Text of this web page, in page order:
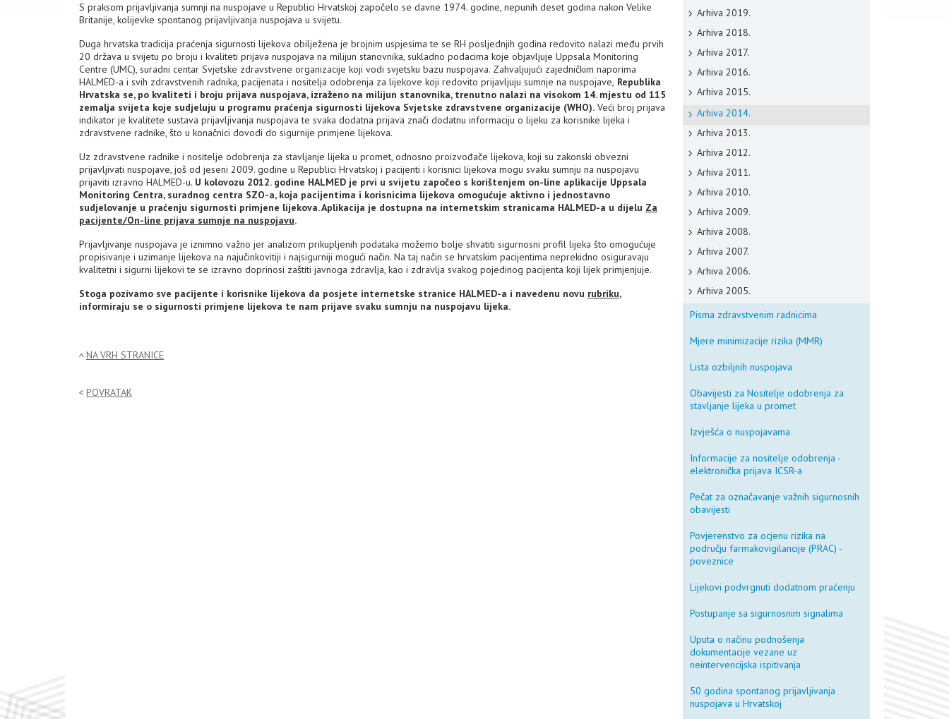
S praksom prijavljivanja sumnji na nuspojave u Republici Hrvatskoj započelo se davne 1974. godine, nepunih deset godina nakon Velike
Britanije, kolijevke spontanog prijavljivanja nuspojava u svijetu.
Duga hrvatska tradicija praćenja sigurnosti lijekova obilježena je brojnim uspjesima te se RH posljednjih godina redovito nalazi među prvih
20 država u svijetu po broju i kvaliteti prijava nuspojava na milijun stanovnika, sukladno podacima koje objavljuje Uppsala Monitoring
Centre (UMC), suradni centar Svjetske zdravstvene organizacije koji vodi svjetsku bazu nuspojava. Zahvaljujući zajedničkim naporima
HALMED-a i svih zdravstvenih radnika, pacijenata i nositelja odobrenja za lijekove koji redovito prijavljuju sumnje na nuspojave, Republika
Hrvatska se, po kvaliteti i broju prijava nuspojava, izraženo na milijun stanovnika, trenutno nalazi na visokom 14. mjestu od 115
zemalja svijeta koje sudjeluju u programu praćenja sigurnosti lijekova Svjetske zdravstvene organizacije (WHO). Veći broj prijava
indikator je kvalitete sustava prijavljivanja nuspojava te svaka dodatna prijava znači dodatnu informaciju o lijeku za korisnike lijeka i
zdravstvene radnike, što u konačnici dovodi do sigurnije primjene lijekova.
Uz zdravstvene radnike i nositelje odobrenja za stavljanje lijeka u promet, odnosno proizvođače lijekova, koji su zakonski obvezni
prijavljivati nuspojave, još od jeseni 2009. godine u Republici Hrvatskoj i pacijenti i korisnici lijekova mogu svaku sumnju na nuspojavu
prijaviti izravno HALMED-u. U kolovozu 2012. godine HALMED je prvi u svijetu započeo s korištenjem on-line aplikacije Uppsala
Monitoring Centra, suradnog centra SZO-a, koja pacijentima i korisnicima lijekova omogućuje aktivno i jednostavno
sudjelovanje u praćenju sigurnosti primjene lijekova. Aplikacija je dostupna na internetskim stranicama HALMED-a u dijelu Za
pacijente/On-line prijava sumnje na nuspojavu.
Prijavljivanje nuspojava je iznimno važno jer analizom prikupljenih podataka možemo bolje shvatiti sigurnosni profil lijeka što omogućuje
propisivanje i uzimanje lijekova na najučinkovitiji i najsigurniji mogući način. Na taj način se hrvatskim pacijentima neprekidno osiguravaju
kvalitetni i sigurni lijekovi te se izravno doprinosi zaštiti javnoga zdravlja, kao i zdravlja svakog pojedinog pacijenta koji lijek primjenjuje.
Stoga pozivamo sve pacijente i korisnike lijekova da posjete internetske stranice HALMED-a i navedenu novu rubriku,
informiraju se o sigurnosti primjene lijekova te nam prijave svaku sumnju na nuspojavu lijeka.
NA VRH STRANICE
POVRATAK
Arhiva 2019.
Arhiva 2018.
Arhiva 2017.
Arhiva 2016.
Arhiva 2015.
Arhiva 2014.
Arhiva 2013.
Arhiva 2012.
Arhiva 2011.
Arhiva 2010.
Arhiva 2009.
Arhiva 2008.
Arhiva 2007.
Arhiva 2006.
Arhiva 2005.
Pisma zdravstvenim radnicima
Mjere minimizacije rizika (MMR)
Lista ozbiljnih nuspojava
Obavijesti za Nositelje odobrenja za
stavljanje lijeka u promet
Izvješća o nuspojavama
Informacije za nositelje odobrenja -
elektronička prijava ICSR-a
Pečat za označavanje važnih sigurnosnih
obavijesti
Povjerenstvo za ocjenu rizika na
području farmakovigilancije (PRAC) -
poveznice
Lijekovi podvrgnuti dodatnom praćenju
Postupanje sa sigurnosnim signalima
Uputa o načinu podnošenja
dokumentacije vezane uz
neintervencijska ispitivanja
50 godina spontanog prijavljivanja
nuspojava u Hrvatskoj